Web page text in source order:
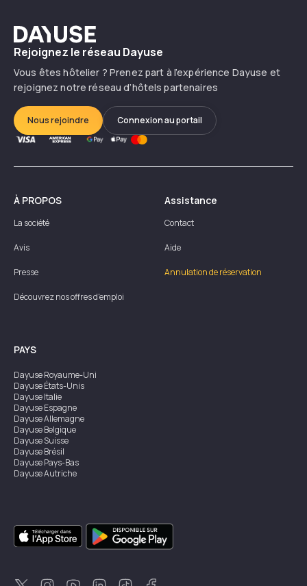
Dayuse
Rejoignez le réseau Dayuse
Vous êtes hôtelier ? Prenez part à l’expérience Dayuse et
rejoignez notre réseau d’hôtels partenaires
Nous rejoindre Connexion au portail
À PROPOS
La société
Avis
Presse
Découvrez nos offres d'emploi
Assistance
Contact
Aide
Annulation de réservation
PAYS
DayuseRoyaume-Uni
DayuseÉtats-Unis
DayuseItalie
DayuseEspagne
DayuseAllemagne
DayuseBelgique
DayuseSuisse
DayuseBrésil
DayusePays-Bas
DayuseAutriche
DayuseSingapour
DayuseSuède
DayuseThaïlande
DayuseNouvelle-Zélande